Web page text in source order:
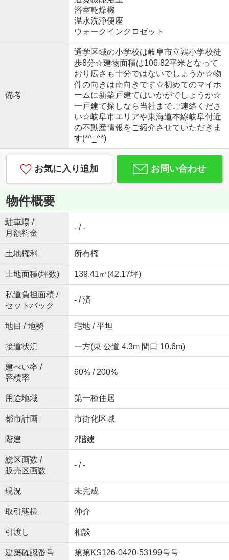
浴室乾燥機
温水洗浄便座
ウォークインクロゼット
備考
通学区域の小学校は岐阜市立鶉小学校徒
歩8分☆建物面積は106.82平米となって
おり広さも十分ではないでしょうか☆物
件の向きは南向きです☆初めてのマイホ
ームに新築戸建てはいかがでしょうか☆
一戸建て探しなら当社までご連絡くださ
い☆岐阜市エリアや東海道本線岐阜付近
の不動産情報をご紹介させていただきま
す(*^_^*)
お気に入り追加 お問い合わせ
物件概要
駐車場 /
月額料金
- / -
土地権利 所有権
土地面積(坪数) 139.41㎡(42.17坪)
私道負担面積 /
セットバック
- / 済
地目 / 地勢 宅地 / 平坦
接道状況 一方(東 公道 4.3m 間口 10.6m)
建ぺい率 /
容積率
60% / 200%
用途地域 第一種住居
都市計画 市街化区域
階建 2階建
総区画数 /
販売区画数
- / -
現況 未完成
取引態様 仲介
引渡し 相談
建築確認番号 第第KS126-0420-53199号号